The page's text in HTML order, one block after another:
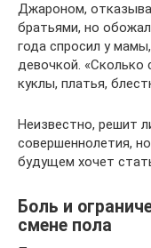
Джароном,
братьями, но
года спросил у
девочкой. «Сколько
куклы, платья,
Неизвестно, решит
совершеннолетия,
будущем хочет
Боль и
смене пола